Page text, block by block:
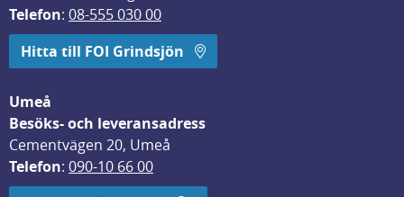
Telefon: 08-555 030 00
Hitta till FOI Grindsjön
Umeå
Besöks- och leveransadress
Cementvägen 20, Umeå
Telefon: 090-10 66 00